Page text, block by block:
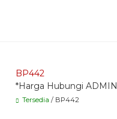
BP442
*Harga Hubungi ADMIN
Tersedia / BP442